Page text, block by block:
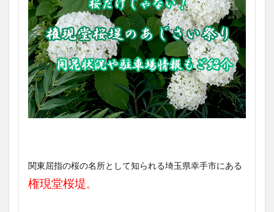
関東屈指の桜の名所として知られる埼玉県幸手市にある
権現堂桜堤。